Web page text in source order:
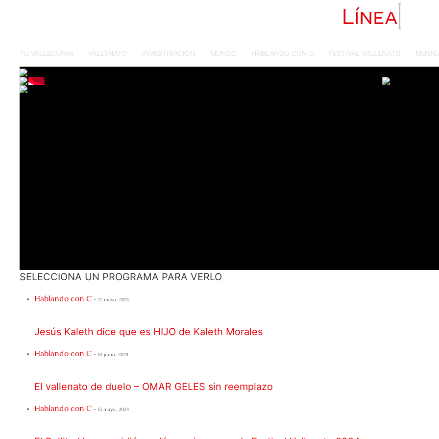
Línea
TU VALLEDUPAR VALLENATO INVESTIGACIÓN MUNDO HABLANDO CON C FESTIVAL VALLENATO
SELECCIONA UN PROGRAMA PARA VERLO
Hablando con C - 27 mayo, 2025
Jesús Kaleth dice que es HIJO de Kaleth Morales
Hablando con C - 10 junio, 2024
El vallenato de duelo – OMAR GELES sin reemplazo
Hablando con C - 15 mayo, 2024